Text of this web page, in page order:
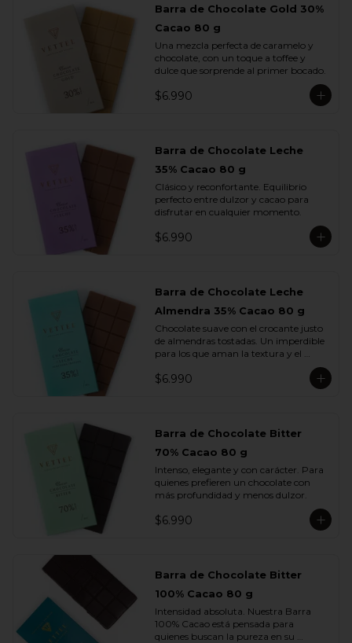
Barra de Chocolate Gold 30%
Cacao 80 g
Una mezcla perfecta de caramelo y
chocolate, con un toque a toffee y
dulce que sorprende al primer bocado.
$6.990
Barra de Chocolate Leche
35% Cacao 80 g
Clásico y reconfortante. Equilibrio
perfecto entre dulzor y cacao para
disfrutar en cualquier momento.
$6.990
Barra de Chocolate Leche
Almendra 35% Cacao 80 g
Chocolate suave con el crocante justo
de almendras tostadas. Un imperdible
para los que aman la textura y el
$6.990
Barra de Chocolate Bitter
70% Cacao 80 g
Intenso, elegante y con carácter. Para
quienes prefieren un chocolate con
más profundidad y menos dulzor.
$6.990
Barra de Chocolate Bitter
100% Cacao 80 g
Intensidad absoluta. Nuestra Barra
100% Cacao está pensada para
quienes buscan la pureza en su